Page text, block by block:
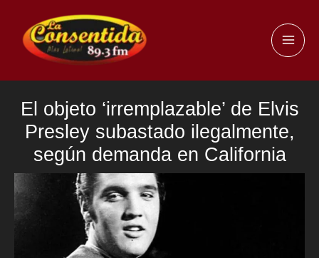
contenido
El objeto ‘irremplazable’ de Elvis
Presley subastado ilegalmente,
según demanda en California